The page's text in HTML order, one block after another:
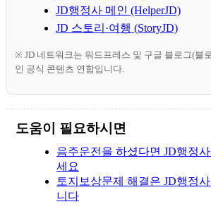
JD행정사 메인 (HelperJD)
JD 스토리·여행 (StoryJD)
※ JD 네트워크는 워드프레스 및 구글 블로그(블
인 공식 콘텐츠 연합입니다.
도움이 필요하시면
음주운전을 하셨다면 JD행정
세요
토지보상문제 해결은 JD행정
니다